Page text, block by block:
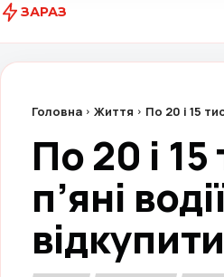
ЗАРАЗ
Головна Життя По 20 і 15
По 20 і
п’яні